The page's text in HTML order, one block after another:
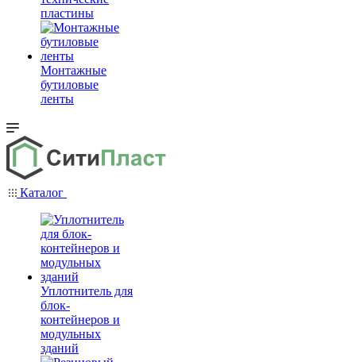
пластины
Монтажные
бутиловые
ленты
Каталог
Уплотнитель для
блок-
контейнеров и
модульных
зданий